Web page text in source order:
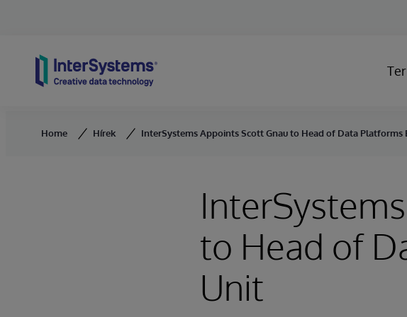
Home Hírek InterSystems Appoints Scott Gnau to Head of Data Platforms
to Head of
Unit